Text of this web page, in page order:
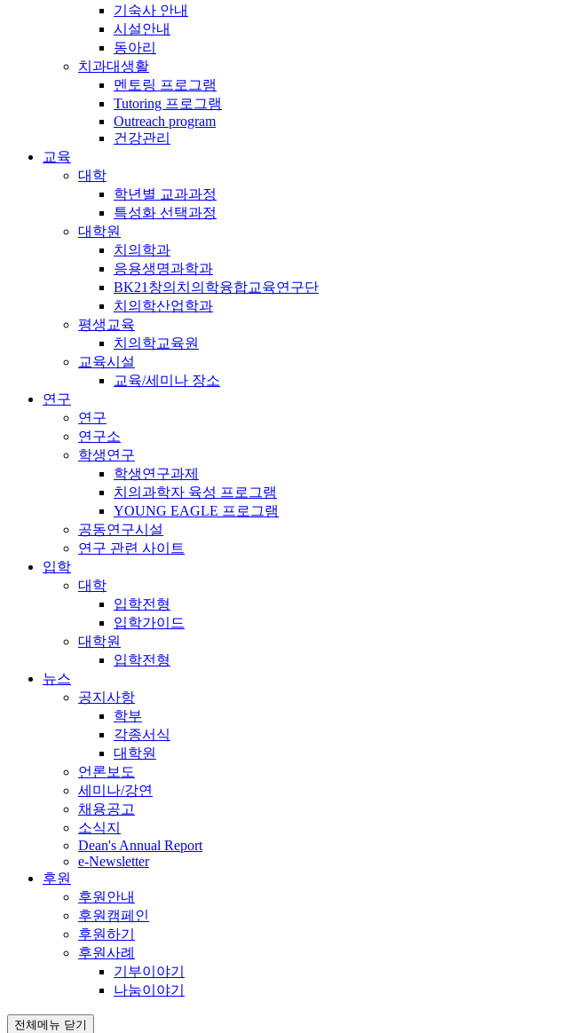
기숙사 안내
시설안내
동아리
치과대생활
멘토링 프로그램
Tutoring 프로그램
Outreach program
건강관리
교육
대학
학년별 교과과정
특성화 선택과정
대학원
치의학과
응용생명과학과
BK21창의치의학융합교육연구단
치의학산업학과
평생교육
치의학교육원
교육시설
교육/세미나 장소
연구
연구
연구소
학생연구
학생연구과제
치의과학자 육성 프로그램
YOUNG EAGLE 프로그램
공동연구시설
연구 관련 사이트
입학
대학
입학전형
입학가이드
대학원
입학전형
뉴스
공지사항
학부
각종서식
대학원
언론보도
세미나/강연
채용공고
소식지
Dean's Annual Report
e-Newsletter
후원
후원안내
후원캠페인
후원하기
후원사례
기부이야기
나눔이야기
전체메뉴 닫기